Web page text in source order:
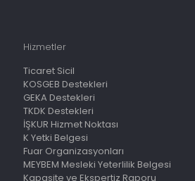
Hizmetler
Ticaret Sicil
KOSGEB Destekleri
GEKA Destekleri
TKDK Destekleri
İŞKUR Hizmet Noktası
K Yetki Belgesi
Fuar Organizasyonları
MEYBEM Mesleki Yeterlilik Belgesi
Kapasite ve Ekspertiz Raporu